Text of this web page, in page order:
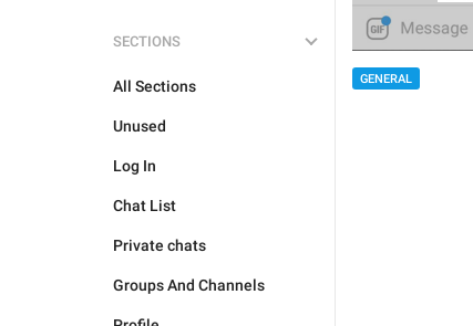
SECTIONS
All Sections
Unused
Log In
Chat List
Private chats
Groups And Channels
GENERAL